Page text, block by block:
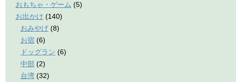
おもちゃ・ゲーム (5)
お出かけ (140)
おみやげ (8)
お宿 (6)
ドッグラン (6)
中部 (2)
台湾 (32)